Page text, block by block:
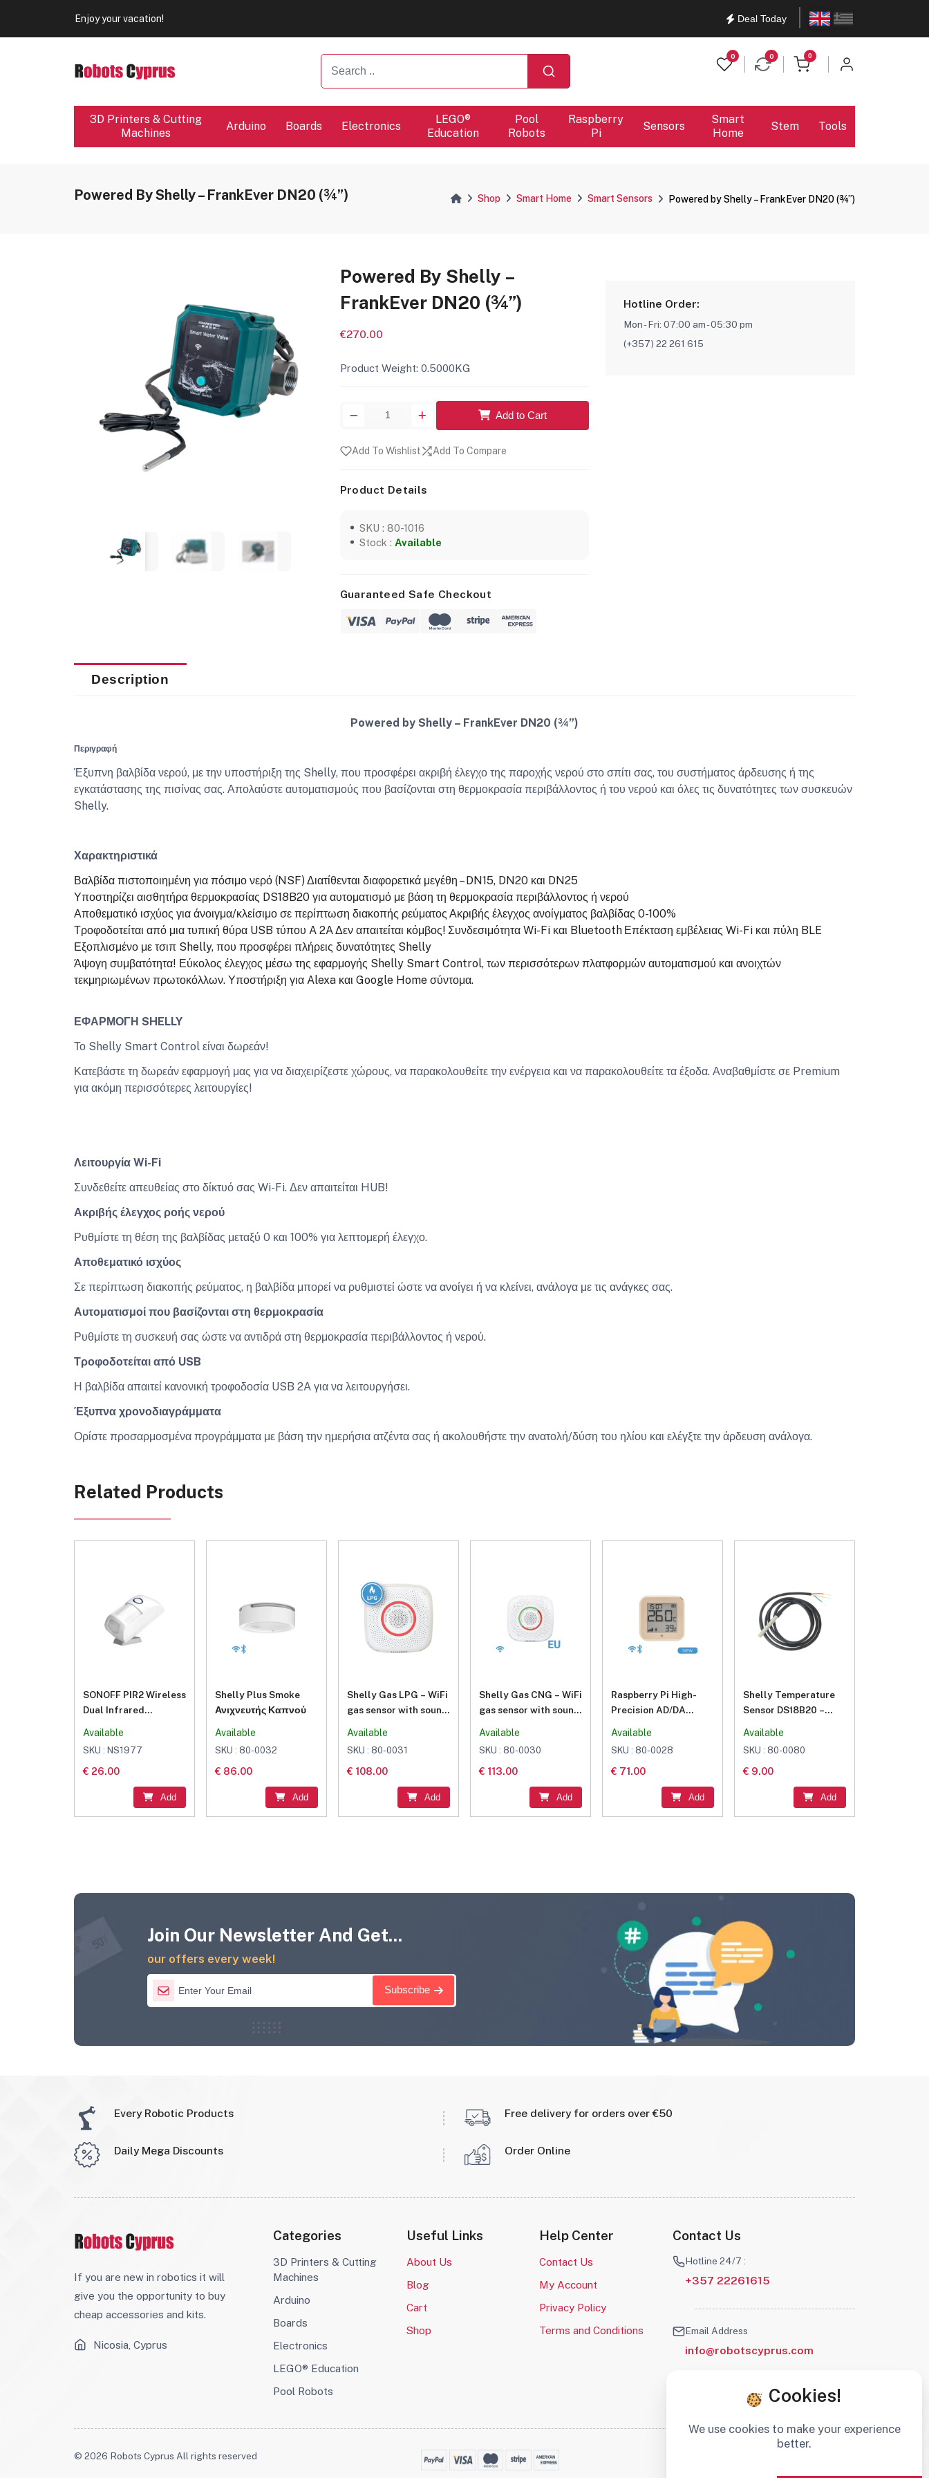
Our store will be close from 04 / 08 - 09 / 08. Any Orders will proceed at 10 / 08.
Deal Today EnglishΕλληνικά
0 0 0
items in cart
3D Printers & Cutting
Machines
Arduino Boards Electronics
LEGO®
Education
Pool
Robots
Raspberry
Pi
Sensors
Smart
Home
Stem Tools
Powered By Shelly – FrankEver DN20 (¾”) Shop Smart Home Smart Sensors Powered by Shelly – FrankEver DN20 (¾”)
Powered By Shelly –
FrankEver DN20 (¾”)
€270.00
Product Weight: 0.5000KG
Add to Cart
Add To Wishlist Add To Compare
Product Details
SKU : 80-1016
Stock : Available
Guaranteed Safe Checkout
Hotline Order:
Mon - Fri: 07:00 am - 05:30 pm
(+357) 22 261 615
Description
Powered by Shelly – FrankEver DN20 (¾”)
Περιγραφή
Έξυπνη βαλβίδα νερού, με την υποστήριξη της Shelly, που προσφέρει ακριβή έλεγχο της παροχής νερού στο σπίτι σας, του συστήματος άρδευσης ή της
εγκατάστασης της πισίνας σας. Απολαύστε αυτοματισμούς που βασίζονται στη θερμοκρασία περιβάλλοντος ή του νερού και όλες τις δυνατότητες των συσκευών
Shelly.
Χαρακτηριστικά
Βαλβίδα πιστοποιημένη για πόσιμο νερό (NSF)Διατίθενται διαφορετικά μεγέθη – DN15, DN20 και DN25
Υποστηρίζει αισθητήρα θερμοκρασίας DS18B20 για αυτοματισμό με βάση τη θερμοκρασία περιβάλλοντος ή νερού
Αποθεματικό ισχύος για άνοιγμα/κλείσιμο σε περίπτωση διακοπής ρεύματος Ακριβής έλεγχος ανοίγματος βαλβίδας 0-100%
Τροφοδοτείται από μια τυπική θύρα USB τύπου A 2AΔεν απαιτείται κόμβος! Συνδεσιμότητα Wi-Fi και Bluetooth Επέκταση εμβέλειας Wi-Fi και πύλη BLE
Εξοπλισμένο με τσιπ Shelly, που προσφέρει πλήρεις δυνατότητες Shelly
Άψογη συμβατότητα! Εύκολος έλεγχος μέσω της εφαρμογής Shelly Smart Control, των περισσότερων πλατφορμών αυτοματισμού και ανοιχτών
τεκμηριωμένων πρωτοκόλλων. Υποστήριξη για Alexa και Google Home σύντομα.
ΕΦΑΡΜΟΓΗ SHELLY
Το Shelly Smart Control είναι δωρεάν!
Κατεβάστε τη δωρεάν εφαρμογή μας για να διαχειρίζεστε χώρους, να παρακολουθείτε την ενέργεια και να παρακολουθείτε τα έξοδα. Αναβαθμίστε σε Premium
για ακόμη περισσότερες λειτουργίες!
Λειτουργία Wi-Fi
Συνδεθείτε απευθείας στο δίκτυό σας Wi-Fi. Δεν απαιτείται HUB!
Ακριβής έλεγχος ροής νερού
Ρυθμίστε τη θέση της βαλβίδας μεταξύ 0 και 100% για λεπτομερή έλεγχο.
Αποθεματικό ισχύος
Σε περίπτωση διακοπής ρεύματος, η βαλβίδα μπορεί να ρυθμιστεί ώστε να ανοίγει ή να κλείνει, ανάλογα με τις ανάγκες σας.
Αυτοματισμοί που βασίζονται στη θερμοκρασία
Ρυθμίστε τη συσκευή σας ώστε να αντιδρά στη θερμοκρασία περιβάλλοντος ή νερού.
Τροφοδοτείται από USB
Η βαλβίδα απαιτεί κανονική τροφοδοσία USB 2A για να λειτουργήσει.
Έξυπνα χρονοδιαγράμματα
Ορίστε προσαρμοσμένα προγράμματα με βάση την ημερήσια ατζέντα σας ή ακολουθήστε την ανατολή/δύση του ηλίου και ελέγξτε την άρδευση ανάλογα.
Related Products
SONOFF PIR2 Wireless
Dual Infrared
Available
SKU : NS1977
€ 26.00
Add
Shelly Plus Smoke
Ανιχνευτής Καπνού
Available
SKU : 80-0032
€ 86.00
Add
Shelly Gas LPG – WiFi
gas sensor with sound
Available
SKU : 80-0031
€ 108.00
Add
Shelly Gas CNG – WiFi
gas sensor with sound
Available
SKU : 80-0030
€ 113.00
Add
Raspberry Pi High-
Precision AD/DA
Available
SKU : 80-0028
€ 71.00
Add
Shelly Temperature
Sensor DS18B20 –
Available
SKU : 80-0080
€ 9.00
Add
Join Our Newsletter And Get...
our offers every week!
Subscribe
Every Robotic Products Free delivery for orders over €50
Daily Mega Discounts Order Online
If you are new in robotics it will
give you the opportunity to buy
cheap accessories and kits.
Nicosia, Cyprus
Categories
3D Printers & Cutting
Machines
Arduino
Boards
Electronics
LEGO® Education
Pool Robots
Useful Links
About Us
Blog
Cart
Shop
Help Center
Contact Us
My Account
Privacy Policy
Terms and Conditions
Contact Us
Hotline 24/7 :
+357 22261615
Email Address
info@robotscyprus.com
© 2026 Robots Cyprus All rights reserved
Cookies!
We use cookies to make your experience
better.